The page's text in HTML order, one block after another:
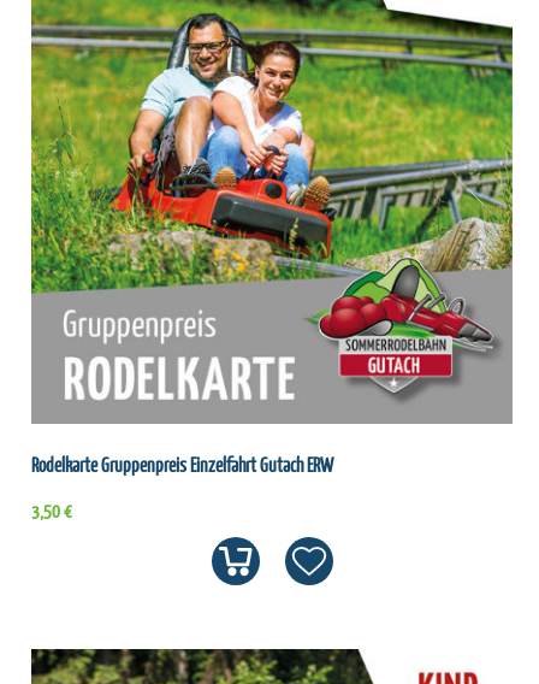
Rodelkarte Gruppenpreis Einzelfahrt Gutach ERW
3,50 €